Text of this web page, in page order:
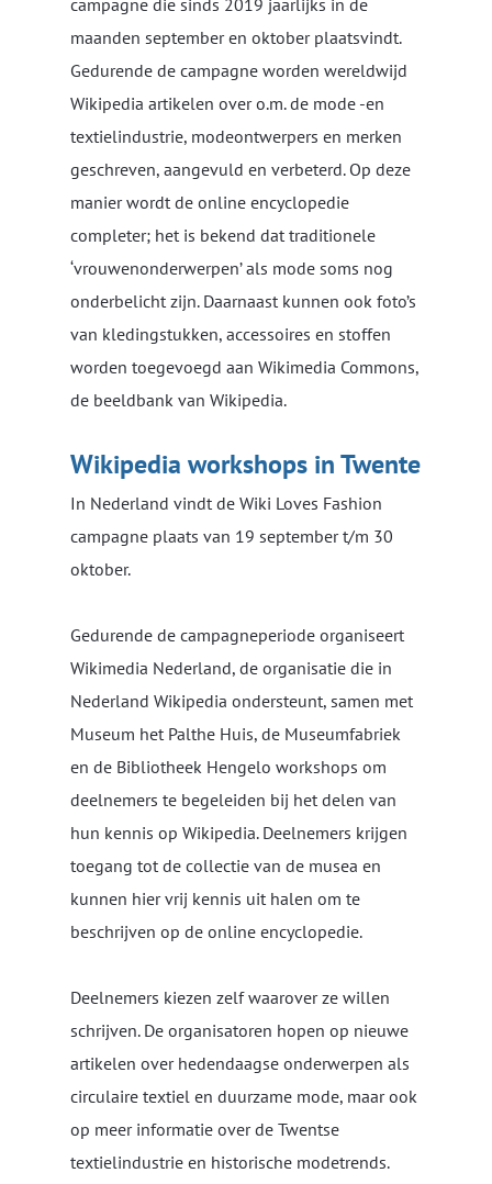
campagne die sinds 2019 jaarlijks in de
maanden september en oktober plaatsvindt.
Gedurende de campagne worden wereldwijd
Wikipedia artikelen over o.m. de mode -en
textielindustrie, modeontwerpers en merken
geschreven, aangevuld en verbeterd. Op deze
manier wordt de online encyclopedie
completer; het is bekend dat traditionele
‘vrouwenonderwerpen’ als mode soms nog
onderbelicht zijn. Daarnaast kunnen ook foto’s
van kledingstukken, accessoires en stoffen
worden toegevoegd aan Wikimedia Commons,
de beeldbank van Wikipedia.
Wikipedia workshops in Twente
In Nederland vindt de Wiki Loves Fashion
campagne plaats van 19 september t/m 30
oktober.
Gedurende de campagneperiode organiseert
Wikimedia Nederland, de organisatie die in
Nederland Wikipedia ondersteunt, samen met
Museum het Palthe Huis, de Museumfabriek
en de Bibliotheek Hengelo workshops om
deelnemers te begeleiden bij het delen van
hun kennis op Wikipedia. Deelnemers krijgen
toegang tot de collectie van de musea en
kunnen hier vrij kennis uit halen om te
beschrijven op de online encyclopedie.
Deelnemers kiezen zelf waarover ze willen
schrijven. De organisatoren hopen op nieuwe
artikelen over hedendaagse onderwerpen als
circulaire textiel en duurzame mode, maar ook
op meer informatie over de Twentse
textielindustrie en historische modetrends.